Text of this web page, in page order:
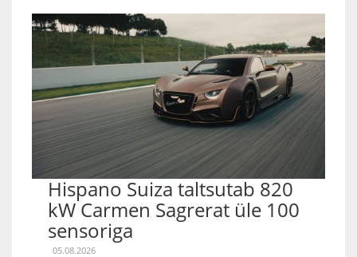
Hispano Suiza taltsutab 820
kW Carmen Sagrerat üle 100
sensoriga
05.08.2026